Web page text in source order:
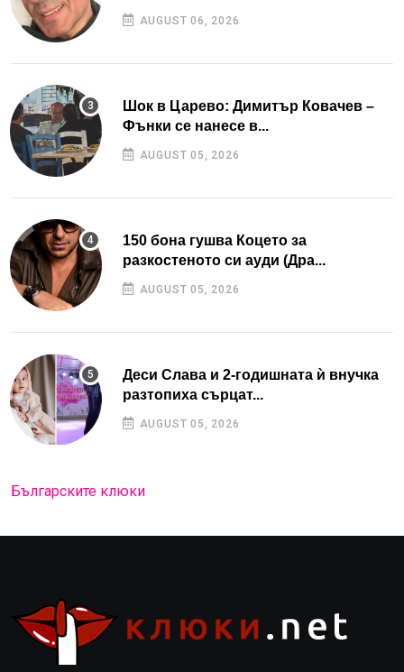
AUGUST 06, 2026
Шок в Царево: Димитър Ковачев –
Фънки се нанесе в...
AUGUST 05, 2026
150 бона гушва Коцето за
разкостеното си ауди (Дра...
AUGUST 05, 2026
Деси Слава и 2-годишната ѝ внучка
разтопиха сърцат...
AUGUST 05, 2026
Българските клюки